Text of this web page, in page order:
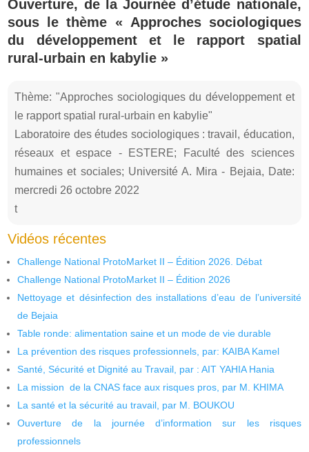
Ouverture, de la Journée d’étude nationale,
sous le thème « Approches sociologiques
du développement et le rapport spatial
rural-urbain en kabylie »
Thème: "Approches sociologiques du développement et
le rapport spatial rural-urbain en kabylie"
Laboratoire des études sociologiques : travail, éducation,
réseaux et espace - ESTERE; Faculté des sciences
humaines et sociales; Université A. Mira - Bejaia, Date:
mercredi 26 octobre 2022
t
Vidéos récentes
Challenge National ProtoMarket II – Édition 2026. Débat
Challenge National ProtoMarket II – Édition 2026
Nettoyage et désinfection des installations d’eau de l’université
de Bejaia
Table ronde: alimentation saine et un mode de vie durable
La prévention des risques professionnels, par: KAIBA Kamel
Santé, Sécurité et Dignité au Travail, par : AIT YAHIA Hania
La mission de la CNAS face aux risques pros, par M. KHIMA
La santé et la sécurité au travail, par M. BOUKOU
Ouverture de la journée d’information sur les risques
professionnels